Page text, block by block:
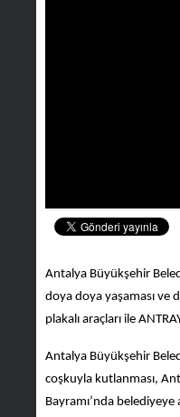
Antalya Büyükşehir
doya doya yaşaması ve
plakalı araçları ile
Antalya Büyükşehir
coşkuyla kutlanması,
Bayramı’nda belediyeye